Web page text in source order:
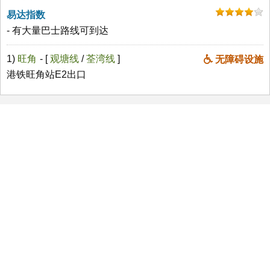
易达指数
- 有大量巴士路线可到达
1) 旺角 无障碍设施
- [观塘线 /荃湾线 ]
港铁旺角站E2出口